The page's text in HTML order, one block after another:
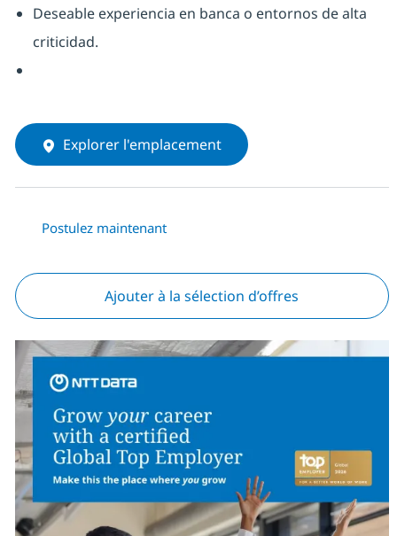
Deseable experiencia en banca o entornos de alta
criticidad.
Explorer l'emplacement
Postulez maintenant
Ajouter à la sélection d’offres